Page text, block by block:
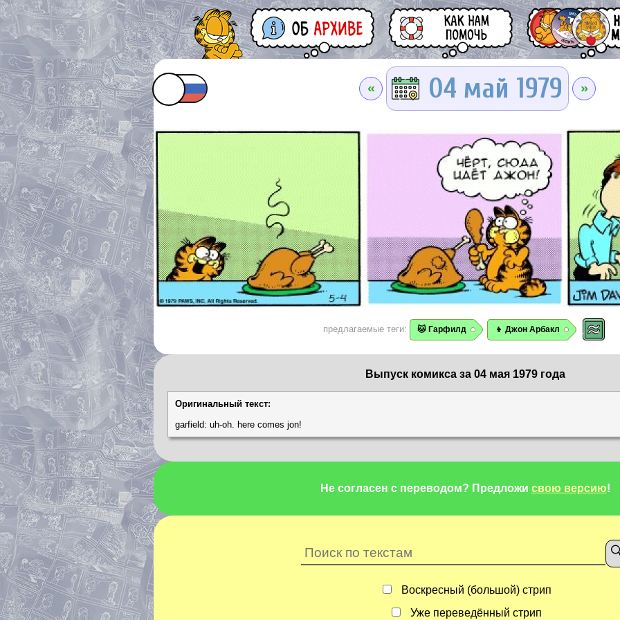
« 04 май 1979 »
предлагаемые теги: 🐱 Гарфилд 👦 Джон Арбакл
Выпуск комикса за 04 мая 1979 года
Оригинальный текст:
garfield: uh-oh. here comes jon!
Не согласен с переводом? Предложи свою версию!
Воскресный (большой) стрип
Уже переведённый стрип